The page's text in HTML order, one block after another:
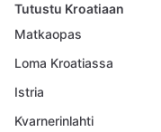
Tutustu Kroatiaan
Matkaopas
Loma Kroatiassa
Istria
Kvarnerinlahti